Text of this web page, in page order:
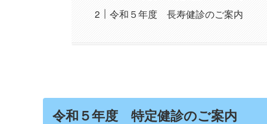
令和５年度 長寿健診のご案内
令和５年度 特定健診のご案内